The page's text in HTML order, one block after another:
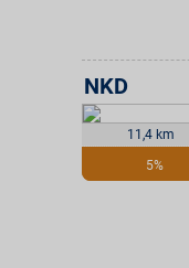
11,4 km
5%
NKD